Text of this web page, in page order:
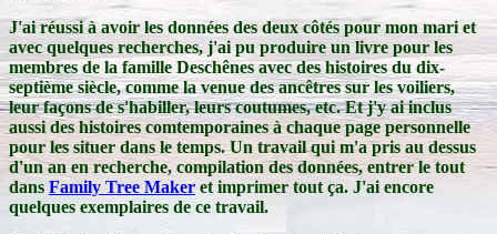
J'ai réussi à avoir les données des deux côtés pour mon mari et
avec quelques recherches, j'ai pu produire un livre pour les
membres de la famille Deschênes avec des histoires du dix-
septième siècle, comme la venue des ancêtres sur les voiliers,
leur façons de s'habiller, leurs coutumes, etc. Et j'y ai inclus
aussi des histoires comtemporaines à chaque page personnelle
pour les situer dans le temps. Un travail qui m'a pris au dessus
d'un an en recherche, compilation des données, entrer le tout
dans Family Tree Maker et imprimer tout ça. J'ai encore
quelques exemplaires de ce travail.